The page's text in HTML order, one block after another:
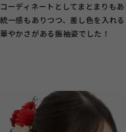
コーディネートとしてまとまりも
統一感もありつつ、差し色を入れる
華やかさがある振袖姿でした！